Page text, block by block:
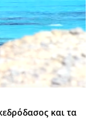
και τα